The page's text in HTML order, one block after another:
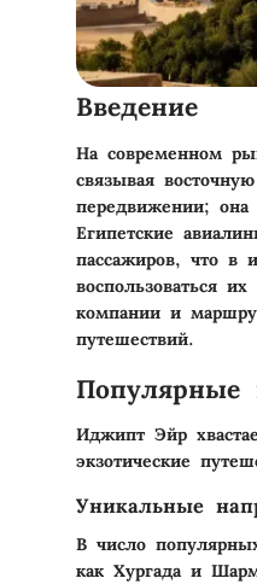
Введение
На современном
связывая
передвижении; она
Египетские
пассажиров, что в
воспользоваться
компании и
путешествий.
Популярные
Иджипт Эйр
экзотические
Уникальные
В число
как Хургада и